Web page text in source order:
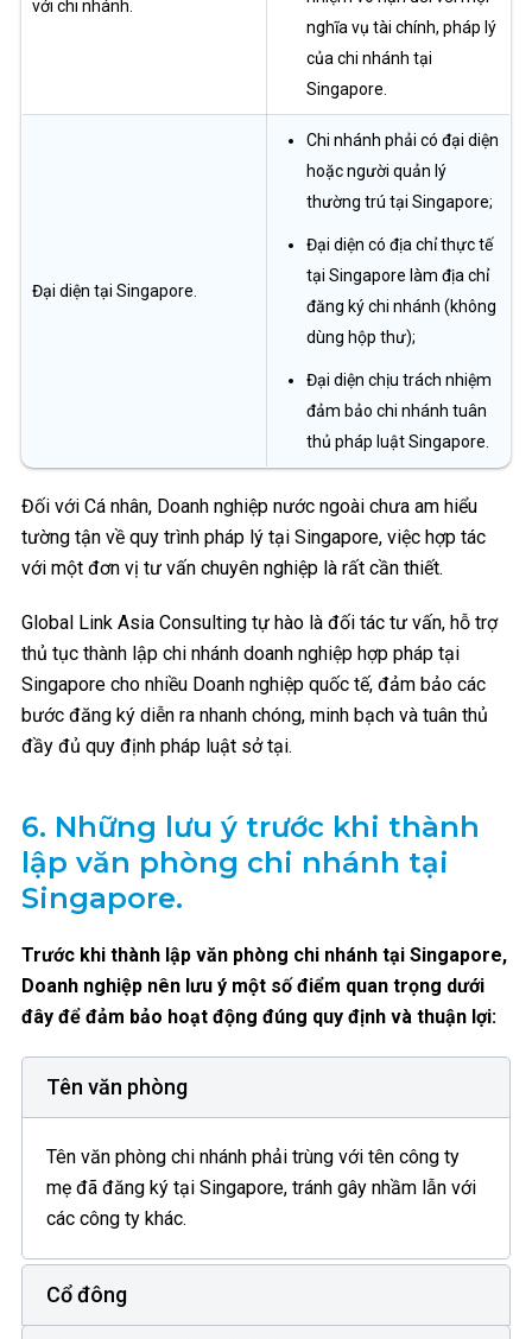
với chi nhánh.
nghĩa vụ tài chính, pháp lý
của chi nhánh tại
Singapore.
Đại diện tại Singapore.
Chi nhánh phải có đại diện
hoặc người quản lý
thường trú tại Singapore;
Đại diện có địa chỉ thực tế
tại Singapore làm địa chỉ
đăng ký chi nhánh (không
dùng hộp thư);
Đại diện chịu trách nhiệm
đảm bảo chi nhánh tuân
thủ pháp luật Singapore.
Đối với Cá nhân, Doanh nghiệp nước ngoài chưa am hiểu
tường tận về quy trình pháp lý tại Singapore, việc hợp tác
với một đơn vị tư vấn chuyên nghiệp là rất cần thiết.
Global Link Asia Consulting tự hào là đối tác tư vấn, hỗ trợ
thủ tục thành lập chi nhánh doanh nghiệp hợp pháp tại
Singapore cho nhiều Doanh nghiệp quốc tế, đảm bảo các
bước đăng ký diễn ra nhanh chóng, minh bạch và tuân thủ
đầy đủ quy định pháp luật sở tại.
6. Những lưu ý trước khi thành
lập văn phòng chi nhánh tại
Singapore.
Trước khi thành lập văn phòng chi nhánh tại Singapore,
Doanh nghiệp nên lưu ý một số điểm quan trọng dưới
đây để đảm bảo hoạt động đúng quy định và thuận lợi:
Tên văn phòng
Tên văn phòng chi nhánh phải trùng với tên công ty
mẹ đã đăng ký tại Singapore, tránh gây nhầm lẫn với
các công ty khác.
Cổ đông